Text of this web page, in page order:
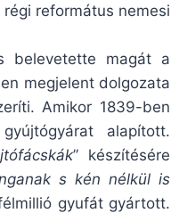
református nemesi
belevetette magát a
megjelent dolgozata
Amikor 1839-ben
alapított.
” készítésére
s kén nélkül is
gyufát gyártott.